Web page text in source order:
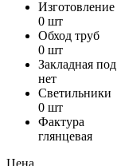
Изготовление
0 шт
Обход труб
0 шт
Закладная
нет
Светильники
0 шт
Фактура
глянцевая